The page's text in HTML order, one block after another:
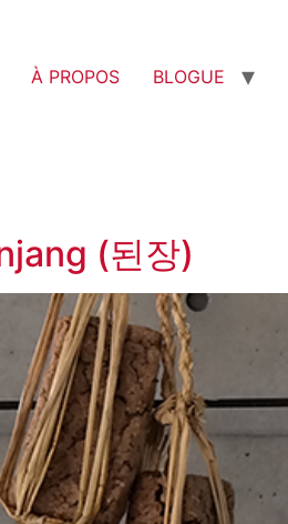
À PROPOS BLOGUE
(된장)